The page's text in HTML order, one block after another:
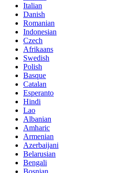
Italian
Danish
Romanian
Indonesian
Czech
Afrikaans
Swedish
Polish
Basque
Catalan
Esperanto
Hindi
Lao
Albanian
Amharic
Armenian
Azerbaijani
Belarusian
Bengali